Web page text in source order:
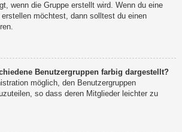
wenn die Gruppe erstellt wird. Wenn du eine
möchtest, dann solltest du einen
Benutzergruppen farbig dargestellt?
möglich, den Benutzergruppen
so dass deren Mitglieder leichter zu